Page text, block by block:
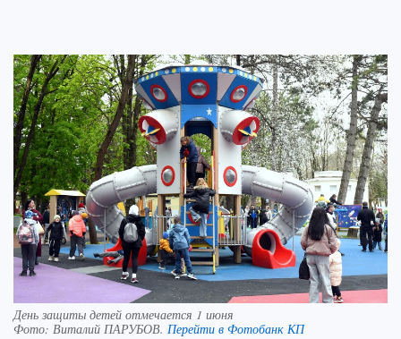
День защиты детей отмечается 1 июня
Фото: Виталий ПАРУБОВ. Перейти в Фотобанк КП